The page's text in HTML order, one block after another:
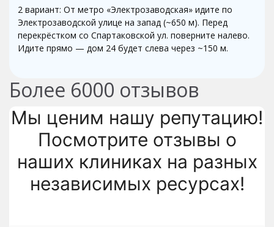
2 вариант: От метро «Электрозаводская» идите по
Электрозаводской улице на запад (~650 м). Перед
перекрёстком со Спартаковской ул. поверните налево.
Идите прямо — дом 24 будет слева через ~150 м.
Более 6000 отзывов
Мы ценим нашу репутацию!
Посмотрите отзывы о
наших клиниках на разных
независимых ресурсах!